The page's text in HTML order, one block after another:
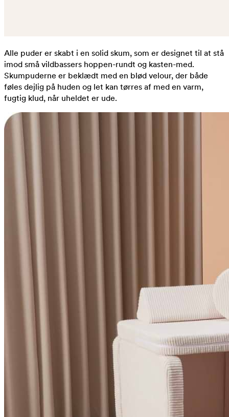
Alle puder er skabt i en solid skum, som er designet til at stå
imod små vildbassers hoppen-rundt og kasten-med.
Skumpuderne er beklædt med en blød velour, der både
føles dejlig på huden og let kan tørres af med en varm,
fugtig klud, når uheldet er ude.